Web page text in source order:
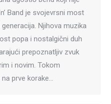
Band je svojevrsni most
Njihova muzika
popa i nostalgični duh
prepoznatljiv zvuk
i novim. Tokom
prve korake…